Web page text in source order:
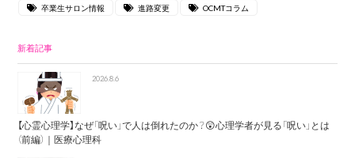
卒業生サロン情報 進路変更 OCMTコラム
新着記事
2026.8.6
【心霊心理学】なぜ「呪い」で人は倒れたのか？😲心理学者が見る「呪い」とは
（前編）｜医療心理科